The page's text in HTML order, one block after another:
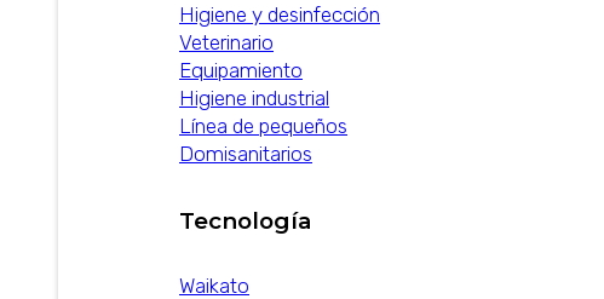
Higiene y desinfección
Veterinario
Equipamiento
Higiene industrial
Línea de pequeños
Domisanitarios
Tecnología
Waikato